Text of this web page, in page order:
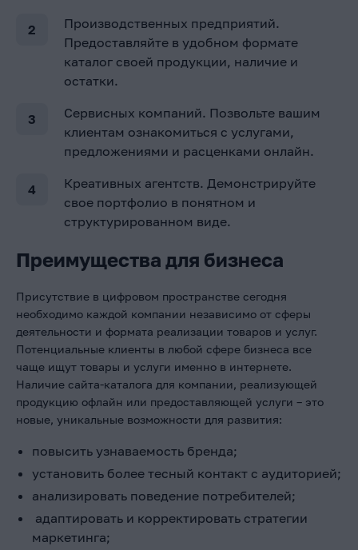
Производственных предприятий.
Предоставляйте в удобном формате
каталог своей продукции, наличие и
остатки.
Сервисных компаний. Позвольте вашим
клиентам ознакомиться с услугами,
предложениями и расценками онлайн.
Креативных агентств. Демонстрируйте
свое портфолио в понятном и
структурированном виде.
Преимущества для бизнеса
Присутствие в цифровом пространстве сегодня
необходимо каждой компании независимо от сферы
деятельности и формата реализации товаров и услуг.
Потенциальные клиенты в любой сфере бизнеса все
чаще ищут товары и услуги именно в интернете.
Наличие сайта-каталога для компании, реализующей
продукцию офлайн или предоставляющей услуги – это
новые, уникальные возможности для развития:
повысить узнаваемость бренда;
установить более тесный контакт с аудиторией;
анализировать поведение потребителей;
адаптировать и корректировать стратегии
маркетинга;